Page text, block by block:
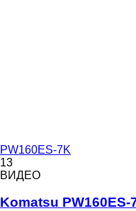
PW160ES-7K
13
ВИДЕО
Komatsu PW160ES-